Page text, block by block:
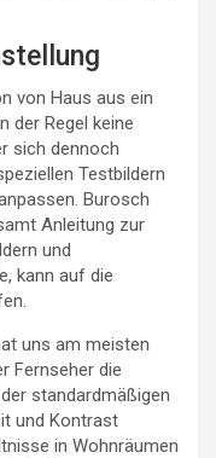
von Haus aus ein
der Regel keine
sich dennoch
Testbildern
Burosch
Anleitung zur
und
kann auf die
uns am meisten
Fernseher die
standardmäßigen
und Kontrast
in Wohnräumen